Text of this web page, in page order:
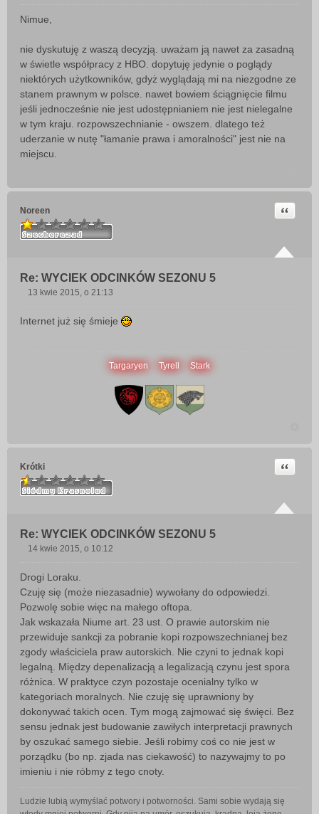
s
Nimue,
nie dyskutuję z waszą decyzją. uważam ją nawet za zasadną
w świetle współpracy z HBO. dopytuję jedynie o poglądy
niektórych użytkowników, gdyż wyglądają mi na niezgodne ze
stanem prawnym w polsce. nawet bowiem ściągnięcie filmu
jeśli jednocześnie nie jest udostępnianiem nie jest nielegalne
w tym kraju. rozpowszechnianie - owszem. dlatego też
uderzanie w nutę "łamanie prawa i amoralności" jest nie na
miejscu.
Noreen
Re: WYCIEK ODCINKÓW SEZONU 5
Cytuj
s
13 kwie 2015, o 21:13
Internet już się śmieje
Targaryen Tyrell Stark
Krótki
Re: WYCIEK ODCINKÓW SEZONU 5
Cytuj
s
t
14 kwie 2015, o 10:12
Drogi Loraku.
Czuję się (może niezasadnie) wywołany do odpowiedzi.
Pozwolę sobie więc na małego oftopa.
Jak wskazała Niume art. 23 ust. O prawie autorskim nie
przewiduje sankcji za pobranie kopi rozpowszechnianej bez
zgody właściciela praw autorskich. Nie czyni to jednak kopi
legalną. Między depenalizacją a legalizacją czynu jest spora
różnica. W praktyce czyn pozostaje ocenialny tylko w
kategoriach moralnych. Nie czuję się uprawniony by
dokonywać takich ocen. Tym mogą zajmować się święci. Bez
sensu jednak jest budowanie zawiłych interpretacji prawnych
by oszukać samego siebie. Jeśli robimy coś co nie jest w
porządku (bo np. zjada nas ciekawość) to nazywajmy to po
imieniu i nie róbmy z tego cnoty.
Ludzie lubią wymyślać potwory i potworności. Sami sobie wydają się